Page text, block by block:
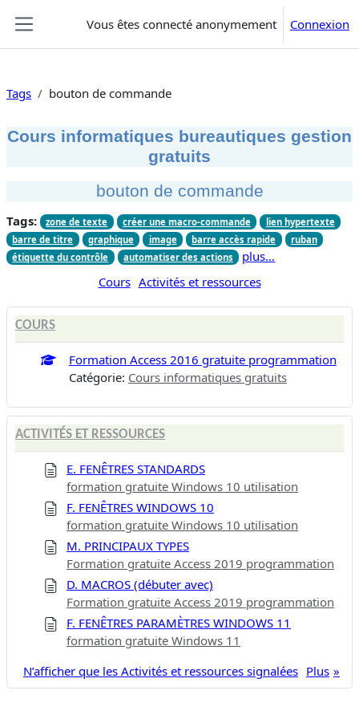
Vous êtes connecté anonymement Connexion
Tags bouton de commande
Cours informatiques bureautiques gestion
gratuits
bouton de commande
Tags: zone de texte créer une macro-commande
lien hypertexte
barre de titre
graphique image barre accès rapide
ruban
étiquette du contrôle
automatiser des actions
plus…
Cours Activités et ressources
COURS
Formation Access 2016 gratuite programmation
Catégorie: Cours informatiques gratuits
ACTIVITÉS ET RESSOURCES
E. FENÊTRES STANDARDS
formation gratuite Windows 10 utilisation
F. FENÊTRES WINDOWS 10
formation gratuite Windows 10 utilisation
M. PRINCIPAUX TYPES
Formation gratuite Access 2019 programmation
D. MACROS (débuter avec)
Formation gratuite Access 2019 programmation
F. FENÊTRES PARAMÈTRES WINDOWS 11
formation gratuite Windows 11
Plus
N’afficher que les Activités et ressources signalées